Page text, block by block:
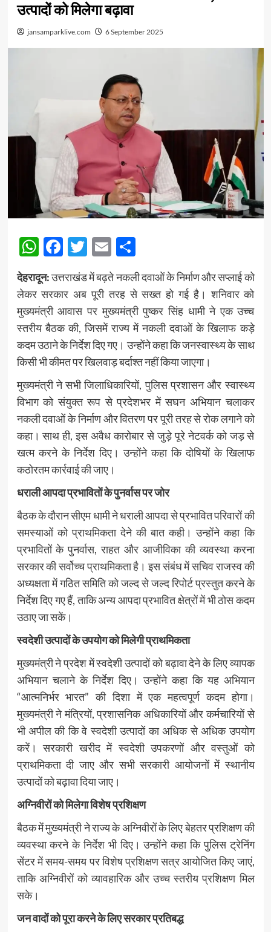
उत्पादों को मिलेगा बढ़ावा
jansamparklive.com 6 September 2025
WhatsApp
Facebook
Twitter
EmailShare
देहरादून:उत्तराखंड में बढ़ते नकली दवाओं के निर्माण और सप्लाई को
लेकर सरकार अब पूरी तरह से सख्त हो गई है। शनिवार को
मुख्यमंत्री आवास पर मुख्यमंत्री पुष्कर सिंह धामी ने एक उच्च
स्तरीय बैठक की, जिसमें राज्य में नकली दवाओं के खिलाफ कड़े
कदम उठाने के निर्देश दिए गए। उन्होंने कहा कि जनस्वास्थ्य के साथ
किसी भी कीमत पर खिलवाड़ बर्दाश्त नहीं किया जाएगा।
मुख्यमंत्री ने सभी जिलाधिकारियों, पुलिस प्रशासन और स्वास्थ्य
विभाग को संयुक्त रूप से प्रदेशभर में सघन अभियान चलाकर
नकली दवाओं के निर्माण और वितरण पर पूरी तरह से रोक लगाने को
कहा। साथ ही, इस अवैध कारोबार से जुड़े पूरे नेटवर्क को जड़ से
खत्म करने के निर्देश दिए। उन्होंने कहा कि दोषियों के खिलाफ
कठोरतम कार्रवाई की जाए।
धराली आपदा प्रभावितों के पुनर्वास पर जोर
बैठक के दौरान सीएम धामी ने धराली आपदा से प्रभावित परिवारों की
समस्याओं को प्राथमिकता देने की बात कही। उन्होंने कहा कि
प्रभावितों के पुनर्वास, राहत और आजीविका की व्यवस्था करना
सरकार की सर्वोच्च प्राथमिकता है। इस संबंध में सचिव राजस्व की
अध्यक्षता में गठित समिति को जल्द से जल्द रिपोर्ट प्रस्तुत करने के
निर्देश दिए गए हैं, ताकि अन्य आपदा प्रभावित क्षेत्रों में भी ठोस कदम
उठाए जा सकें।
स्वदेशी उत्पादों के उपयोग को मिलेगी प्राथमिकता
मुख्यमंत्री ने प्रदेश में स्वदेशी उत्पादों को बढ़ावा देने के लिए व्यापक
अभियान चलाने के निर्देश दिए। उन्होंने कहा कि यह अभियान
“आत्मनिर्भर भारत” की दिशा में एक महत्वपूर्ण कदम होगा।
मुख्यमंत्री ने मंत्रियों, प्रशासनिक अधिकारियों और कर्मचारियों से
भी अपील की कि वे स्वदेशी उत्पादों का अधिक से अधिक उपयोग
करें। सरकारी खरीद में स्वदेशी उपकरणों और वस्तुओं को
प्राथमिकता दी जाए और सभी सरकारी आयोजनों में स्थानीय
उत्पादों को बढ़ावा दिया जाए।
अग्निवीरों को मिलेगा विशेष प्रशिक्षण
बैठक में मुख्यमंत्री ने राज्य के अग्निवीरों के लिए बेहतर प्रशिक्षण की
व्यवस्था करने के निर्देश भी दिए। उन्होंने कहा कि पुलिस ट्रेनिंग
सेंटर में समय-समय पर विशेष प्रशिक्षण सत्र आयोजित किए जाएं,
ताकि अग्निवीरों को व्यावहारिक और उच्च स्तरीय प्रशिक्षण मिल
सके।
जन वादों को पूरा करने के लिए सरकार प्रतिबद्ध